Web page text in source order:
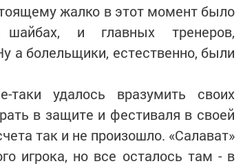
жалко в этот момент было
и главных тренеров,
а болельщики, естественно, были
удалось вразумить своих
в защите и фестиваля в своей
так и не произошло. «Салават»
игрока, но все осталось там - в